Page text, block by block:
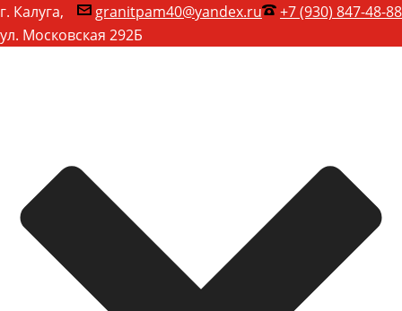
+7 (930) 847-48-88
granitpam40@yandex.ru
г. Калуга,
ул. Московская 292Б